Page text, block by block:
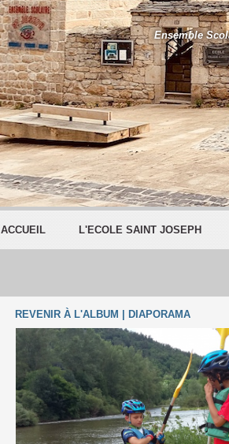
Ensemble
ACCUEIL L'ECOLE SAINT JOSEPH
REVENIR À L'ALBUM DIAPORAMA